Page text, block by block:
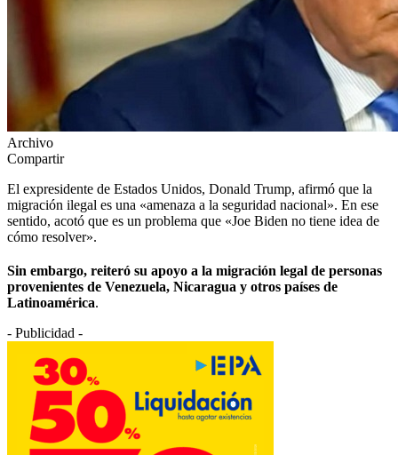
Archivo
Compartir
El expresidente de Estados Unidos, Donald Trump, afirmó que la
migración ilegal es una «amenaza a la seguridad nacional». En ese
sentido, acotó que es un problema que «Joe Biden no tiene idea de
cómo resolver».
Sin embargo, reiteró su apoyo a la migración legal de personas
provenientes de Venezuela, Nicaragua y otros países de
Latinoamérica.
- Publicidad -